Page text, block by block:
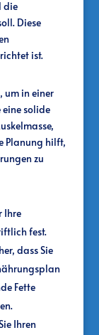
die
Diese
ist.
um in einer
solide
Planung hilft,
zu
Ihre
fest.
dass Sie
Fette
Ihren